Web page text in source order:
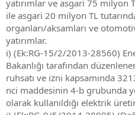
yatırımlar ve asgari 75 milyon
ile asgari 20 milyon TL
organları/aksamları ve
yatırımlar.
i) (Ek:RG-15/2/2013-28560)
Bakanlığı tarafından
ruhsatı ve izni kapsamında
nci maddesinin 4-b grubunda
olarak kullanıldığı elektrik